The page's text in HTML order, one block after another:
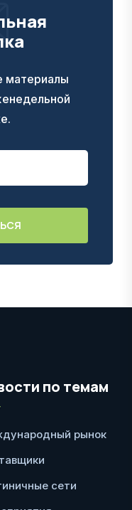
материалы
по темам
рынок
сети